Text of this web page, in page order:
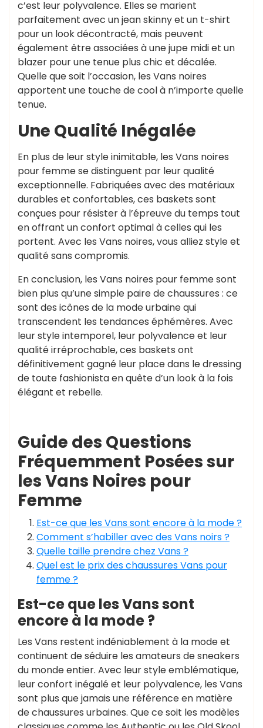
c’est leur polyvalence. Elles se marient
parfaitement avec un jean skinny et un t-shirt
pour un look décontracté, mais peuvent
également être associées à une jupe midi et un
blazer pour une tenue plus chic et décalée.
Quelle que soit l’occasion, les Vans noires
apportent une touche de cool à n’importe quelle
tenue.
Une Qualité Inégalée
En plus de leur style inimitable, les Vans noires
pour femme se distinguent par leur qualité
exceptionnelle. Fabriquées avec des matériaux
durables et confortables, ces baskets sont
conçues pour résister à l’épreuve du temps tout
en offrant un confort optimal à celles qui les
portent. Avec les Vans noires, vous alliez style et
qualité sans compromis.
En conclusion, les Vans noires pour femme sont
bien plus qu’une simple paire de chaussures : ce
sont des icônes de la mode urbaine qui
transcendent les tendances éphémères. Avec
leur style intemporel, leur polyvalence et leur
qualité irréprochable, ces baskets ont
définitivement gagné leur place dans le dressing
de toute fashionista en quête d’un look à la fois
élégant et rebelle.
Guide des Questions
Fréquemment Posées sur
les Vans Noires pour
Femme
Est-ce que les Vans sont encore à la mode ?
Comment s’habiller avec des Vans noirs ?
Quelle taille prendre chez Vans ?
Quel est le prix des chaussures Vans pour
femme ?
Est-ce que les Vans sont
encore à la mode ?
Les Vans restent indéniablement à la mode et
continuent de séduire les amateurs de sneakers
du monde entier. Avec leur style emblématique,
leur confort inégalé et leur polyvalence, les Vans
sont plus que jamais une référence en matière
de chaussures urbaines. Que ce soit les modèles